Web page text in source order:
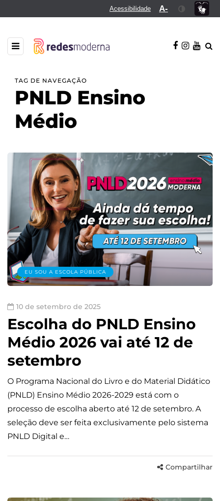
Acessibilidade A-
TAG DE NAVEGAÇÃO
PNLD Ensino
Médio
EU SOU A ESCOLA PÚBLICA
10 de setembro de 2025
Escolha do PNLD Ensino
Médio 2026 vai até 12 de
setembro
O Programa Nacional do Livro e do Material Didático
(PNLD) Ensino Médio 2026-2029 está com o
processo de escolha aberto até 12 de setembro. A
seleção deve ser feita exclusivamente pelo sistema
PNLD Digital e…
Compartilhar